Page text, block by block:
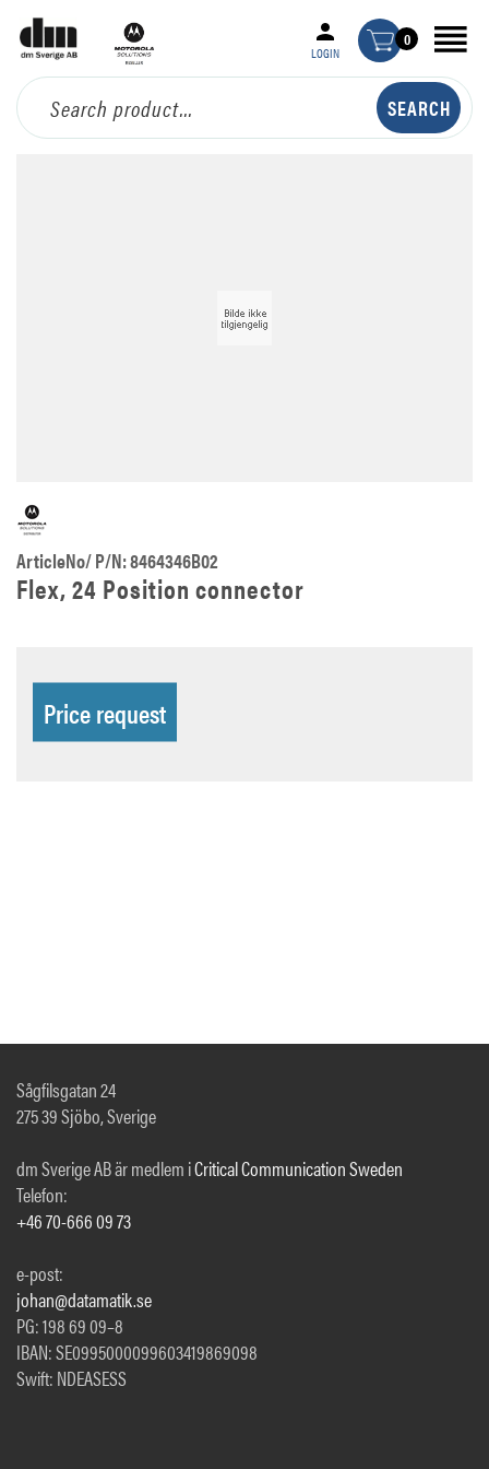
LOGIN
0
ArticleNo/ P/N: 8464346B02
Flex, 24 Position connector
Price request
Sågfilsgatan 24
275 39 Sjöbo, Sverige
dm Sverige AB är medlem iCritical Communication Sweden
Telefon:
+46 70-666 09 73
e-post:
johan@datamatik.se
PG: 198 69 09–8
IBAN: SE0995000099603419869098
Swift: NDEASESS